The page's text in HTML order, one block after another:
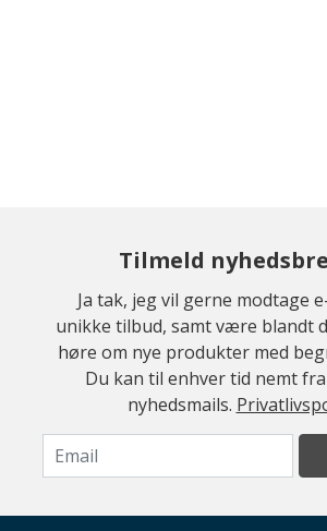
Tilmeld
Ja tak, jeg vil gerne modtage
unikke tilbud, samt være blandt
høre om nye produkter med
Du kan til enhver tid nemt
nyhedsmails.